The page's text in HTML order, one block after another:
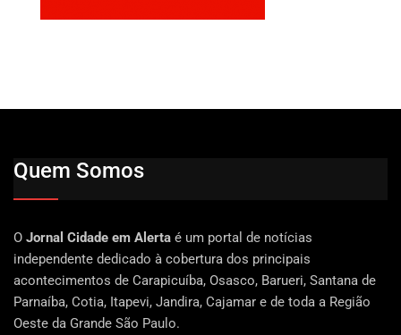
Quem Somos
O Jornal Cidade em Alerta é um portal de notícias
independente dedicado à cobertura dos principais
acontecimentos de Carapicuíba, Osasco, Barueri, Santana de
Parnaíba, Cotia, Itapevi, Jandira, Cajamar e de toda a Região
Oeste da Grande São Paulo.